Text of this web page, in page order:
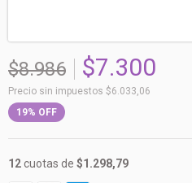
$8.986 $7.300
Precio sin impuestos $6.033,06
19% OFF
12cuotas de $1.298,79